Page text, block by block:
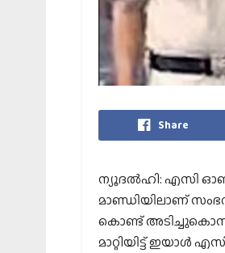
Share
ന്യൂദല്‍ഹി: എസി
മാണ്ഡിയിലാണ്
കൊണ്ട്
മാറ്റിയിട്ട് ഇയാള്‍